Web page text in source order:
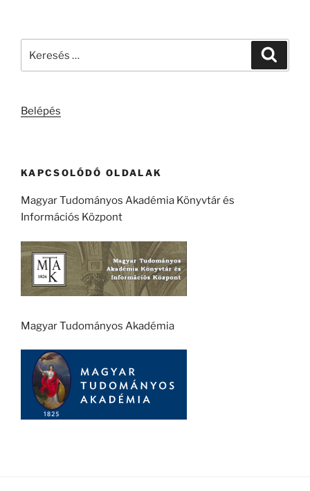
Belépés
KAPCSOLÓDÓ OLDALAK
Magyar Tudományos Akadémia Könyvtár és
Információs Központ
Magyar Tudományos Akadémia